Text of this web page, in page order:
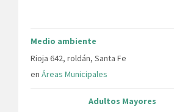
Medio ambiente
Rioja 642, roldán, Santa Fe
en Áreas Municipales
Adultos Mayores